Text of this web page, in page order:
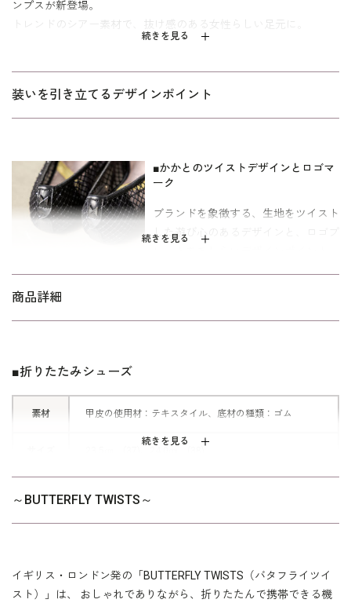
続きを見る
ンプスが新登場。
トレンドのシアー素材で、抜け感のある女性らしい足元に。
歩く度にキラっと輝く繊細なビジューが気分を高めてくれます。
普段使いだけでなく、セレモニーシーンにもおすすめです
性の高い6mmの低反発インソールで、 足への負担を軽減。
おしゃれでエレガントなデザインに加え、 フィット感のある快適
な履き心地、 折りたたんで携帯できる機能性を兼ね備えたポケッ
装いを引き立てるデザインポイント
続きを見る
■かかとのツイストデザインとロゴマ
ーク
ブランドを象徴する、生地をツイスト
した遊び心のあるデザインと、ロゴプ
商品詳細
続きを見る
■折りたたみシューズ
素材 甲皮の使用材：テキスタイル、底材の種類：ゴム
※折り畳んだ状態でのお届けになります。
～BUTTERFLY TWISTS～
イギリス・ロンドン発の「BUTTERFLY TWISTS（バタフライツイ
スト）」は、 おしゃれでありながら、折りたたんで携帯できる機